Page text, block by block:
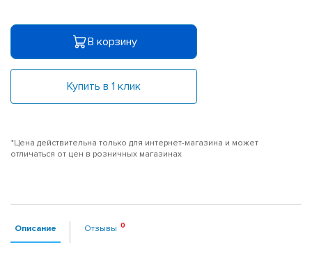
В корзину
Купить в 1 клик
*Цена действительна только для интернет-магазина и может
отличаться от цен в розничных магазинах
Описание Отзывы